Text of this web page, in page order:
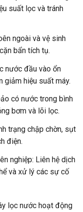
suất lọc và tránh
ngoài và vệ sinh
bẩn tích tụ.
nước đầu vào ổn
giảm hiệu suất máy.
có nước trong bình
bơm và lõi lọc.
trạng chập chờn, sụt
điện.
nghiệp: Liên hệ dịch
và xử lý các sự cố
lọc nước hoạt động